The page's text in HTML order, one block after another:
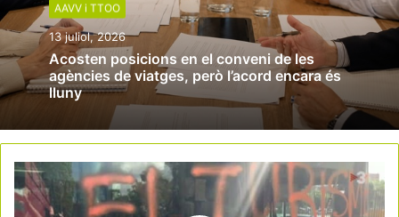
AAVV i TTOO
13 juliol, 2026
Acosten posicions en el conveni de les
agències de viatges, però l’acord encara és
lluny